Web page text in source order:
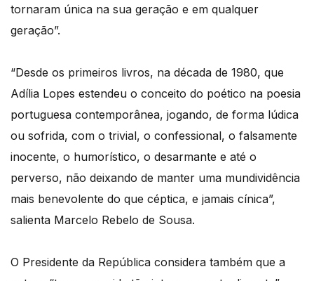
tornaram única na sua geração e em qualquer
geração”.
“Desde os primeiros livros, na década de 1980, que
Adília Lopes estendeu o conceito do poético na poesia
portuguesa contemporânea, jogando, de forma lúdica
ou sofrida, com o trivial, o confessional, o falsamente
inocente, o humorístico, o desarmante e até o
perverso, não deixando de manter uma mundividência
mais benevolente do que céptica, e jamais cínica”,
salienta Marcelo Rebelo de Sousa.
O Presidente da República considera também que a